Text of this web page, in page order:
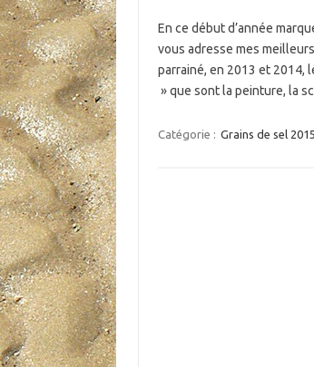
En ce début d’année
vous adresse mes
parrainé, en 2013 et 2014,
» que sont la peinture, la
Catégorie : Grains de sel 2015